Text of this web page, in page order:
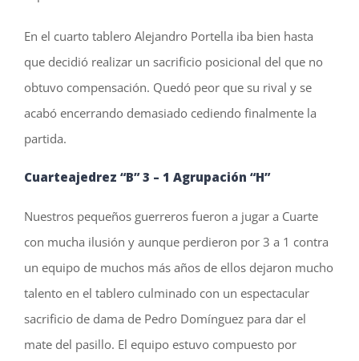
En el cuarto tablero Alejandro Portella iba bien hasta
que decidió realizar un sacrificio posicional del que no
obtuvo compensación. Quedó peor que su rival y se
acabó encerrando demasiado cediendo finalmente la
partida.
Cuarteajedrez “B” 3 – 1 Agrupación “H”
Nuestros pequeños guerreros fueron a jugar a Cuarte
con mucha ilusión y aunque perdieron por 3 a 1 contra
un equipo de muchos más años de ellos dejaron mucho
talento en el tablero culminado con un espectacular
sacrificio de dama de Pedro Domínguez para dar el
mate del pasillo. El equipo estuvo compuesto por